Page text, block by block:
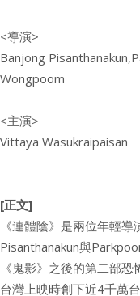
<導演>
Banjong
Wongpoom
<主演>
Vittaya Wasukraipaisan
[正文]
《連體陰》是兩位年輕導
Pisanthanakun與
《鬼影》之後的第二部
台灣上映時創下近4千萬